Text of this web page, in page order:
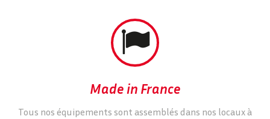


Made in France
Tous nos équipements sont assemblés dans nos locaux à